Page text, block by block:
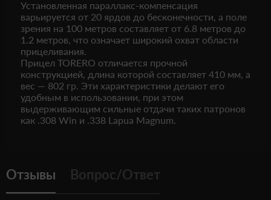
Установленная параллакс-компенсация
варьируется от 20 ярдов до бесконечности, а поле
зрения на 100 метров составляет от 6.8 метров до
1.2 метров, что означает широкий охват области
прицеливания.
Прицел TORERO отличается прочной
конструкцией, длина которой составляет 410 мм, а
вес — 802 гр. Эти характеристики делают его
удобным в использовании, при этом
выдерживающим сильные отдачи таких патронов
как .308 Win и .338 Lapua Magnum.
Отзывы Вопрос/Ответ